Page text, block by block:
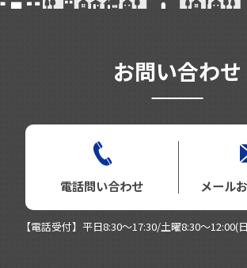
お問い合わせ
電話問い合わせ メール
【電話受付】平日8:30～17:30/土曜8:30～12:00(